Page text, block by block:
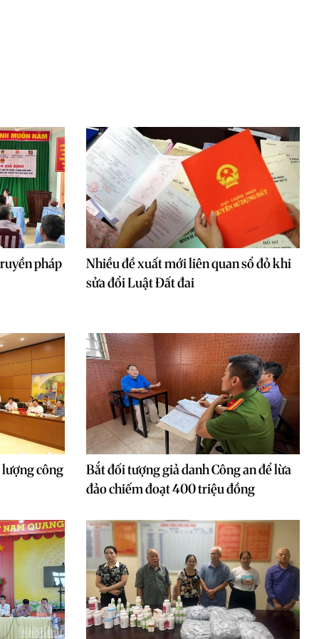
pháp
Nhiều đề xuất mới liên quan sổ đỏ khi
sửa đổi Luật Đất đai
công
Bắt đối tượng giả danh Công an để lừa
đảo chiếm đoạt 400 triệu đồng